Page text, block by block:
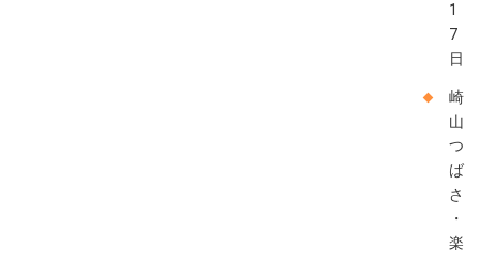
1
7
日
崎
山
つ
ば
さ
・
楽